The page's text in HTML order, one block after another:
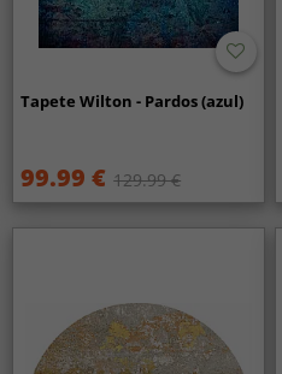
Tapete Wilton - Pardos (azul)
99.99 € 129.99 €